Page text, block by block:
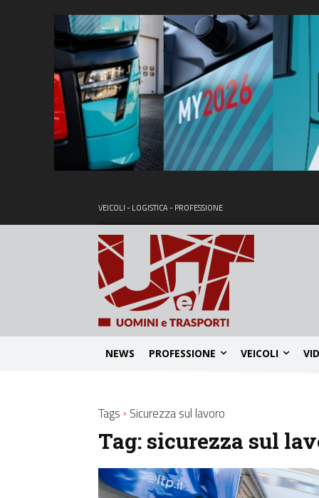
VEICOLI - LOGISTICA - PROFESSIONE
NEWS PROFESSIONE VEICOLI
Tags Sicurezza sul lavoro
Tag: sicurezza sul